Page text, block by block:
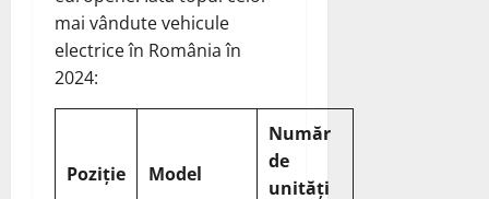
mai vândute vehicule
electrice în România în
2024:
Poziție Model
Număr
de
unități